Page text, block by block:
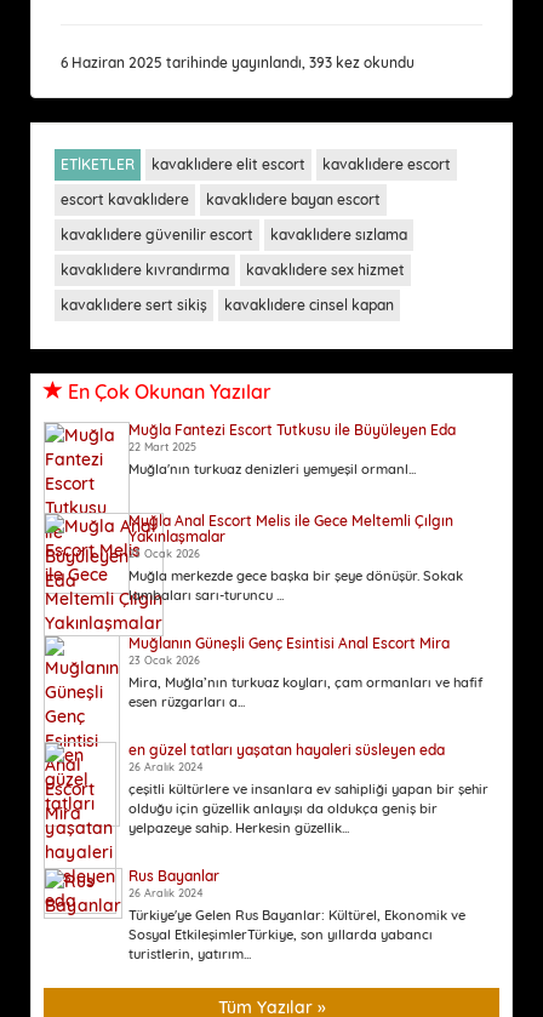
6 Haziran 2025 tarihinde yayınlandı, 393 kez okundu
ETİKETLER kavaklıdere elit escort
kavaklıdere escort
escort kavaklıdere
kavaklıdere bayan escort
kavaklıdere güvenilir escort
kavaklıdere sızlama
kavaklıdere kıvrandırma
kavaklıdere sex hizmet
kavaklıdere sert sikiş
kavaklıdere cinsel kapan
En Çok Okunan Yazılar
Muğla Fantezi Escort Tutkusu ile Büyüleyen Eda
22 Mart 2025
Muğla'nın turkuaz denizleri yemyeşil ormanl...
Muğla Anal Escort Melis ile Gece Meltemli Çılgın
Yakınlaşmalar
23 Ocak 2026
Muğla merkezde gece başka bir şeye dönüşür. Sokak
lambaları sarı-turuncu ...
Muğlanın Güneşli Genç Esintisi Anal Escort Mira
23 Ocak 2026
Mira, Muğla’nın turkuaz koyları, çam ormanları ve hafif
esen rüzgarları a...
en güzel tatları yaşatan hayaleri süsleyen eda
26 Aralık 2024
çeşitli kültürlere ve insanlara ev sahipliği yapan bir şehir
olduğu için güzellik anlayışı da oldukça geniş bir
yelpazeye sahip. Herkesin güzellik...
Rus Bayanlar
26 Aralık 2024
Türkiye'ye Gelen Rus Bayanlar: Kültürel, Ekonomik ve
Sosyal EtkileşimlerTürkiye, son yıllarda yabancı
turistlerin, yatırım...
Tüm Yazılar »